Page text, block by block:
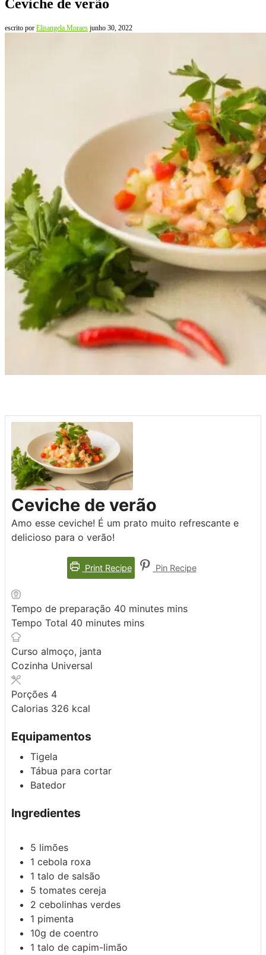
Ceviche de verão
escrito por Elisangela Moraes junho 30, 2022
Ceviche de verão
Amo esse ceviche! É um prato muito refrescante e
delicioso para o verão!
Print Recipe Pin Recipe
Tempo de preparação 40 minutes mins
Tempo Total 40 minutes mins
Curso almoço, janta
Cozinha Universal
Porções 4
Calorias 326 kcal
Equipamentos
Tigela
Tábua para cortar
Batedor
Ingredientes
5 limões
1 cebola roxa
1 talo de salsão
5 tomates cereja
2 cebolinhas verdes
1 pimenta
10g de coentro
1 talo de capim-limão